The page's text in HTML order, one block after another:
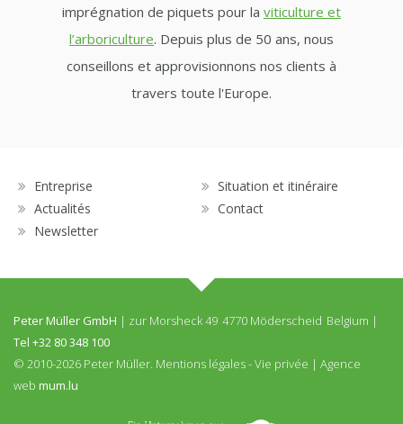
imprégnation de piquets pour la viticulture et
l’arboriculture. Depuis plus de 50 ans, nous
conseillons et approvisionnons nos clients à
travers toute l'Europe.
Entreprise
Situation et itinéraire
Actualités
Contact
Newsletter
Peter Müller GmbH | zur Morsheck 49 4770 Möderscheid Belgium |
Tel +32 80 348 100
© 2010-2026 Peter Müller. Mentions légales-Vie privée | Agence
web mum.lu